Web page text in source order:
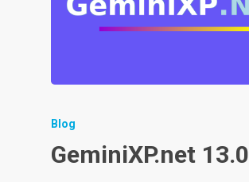
Blog
GeminiXP.net 13.0